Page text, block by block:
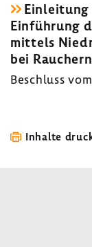
Einlei­tung
Einfüh­rung
mittels
bei Rauchern
Beschluss
Inhalte